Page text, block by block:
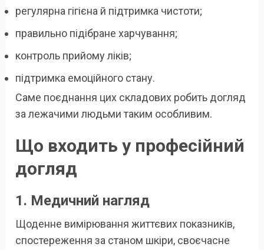
регулярна гігієна й підтримка чистоти;
правильно підібране харчування;
контроль прийому ліків;
підтримка емоційного стану.
Саме поєднання цих складових робить догляд
за лежачими людьми таким особливим.
Що входить у професійний
догляд
1. Медичний нагляд
Щоденне вимірювання життєвих показників,
спостереження за станом шкіри, своєчасне